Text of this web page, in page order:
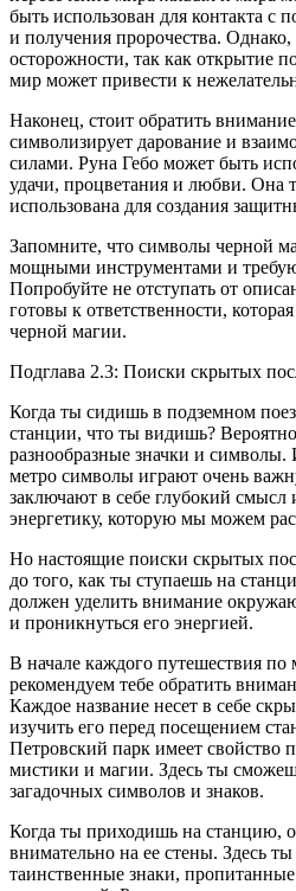
быть использован для контакта с
и получения пророчества. Однако,
осторожности, так как открытие
мир может привести к
Наконец, стоит обратить
символизирует дарование и
силами. Руна Гебо может быть
удачи, процветания и любви. Она
использована для создания
Запомните, что символы черной
мощными инструментами и
Попробуйте не отступать от
готовы к ответственности,
черной магии.
Подглава 2.3: Поиски скрытых
Когда ты сидишь в подземном
станции, что ты видишь?
разнообразные значки и символы.
метро символы играют очень
заключают в себе глубокий смысл
энергетику, которую мы можем
Но настоящие поиски скрытых
до того, как ты ступаешь на
должен уделить внимание
и проникнуться его энергией.
В начале каждого путешествия
рекомендуем тебе обратить
Каждое название несет в себе
изучить его перед посещением
Петровский парк имеет свойство
мистики и магии. Здесь ты
загадочных символов и знаков.
Когда ты приходишь на станцию,
внимательно на ее стены. Здесь
таинственные знаки,